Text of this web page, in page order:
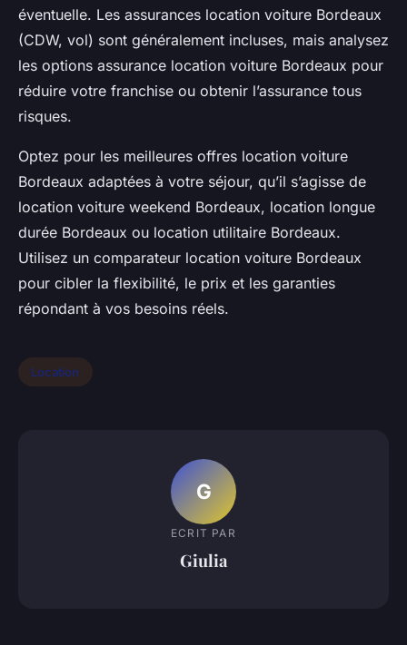
éventuelle. Les assurances location voiture Bordeaux
(CDW, vol) sont généralement incluses, mais analysez
les options assurance location voiture Bordeaux pour
réduire votre franchise ou obtenir l’assurance tous
risques.
Optez pour les meilleures offres location voiture
Bordeaux adaptées à votre séjour, qu’il s’agisse de
location voiture weekend Bordeaux, location longue
durée Bordeaux ou location utilitaire Bordeaux.
Utilisez un comparateur location voiture Bordeaux
pour cibler la flexibilité, le prix et les garanties
répondant à vos besoins réels.
Location
G
ECRIT PAR
Giulia